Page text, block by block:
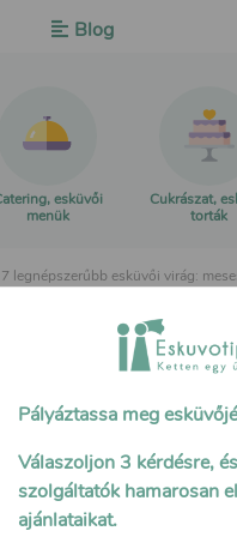
Blog
esküvői
menük
Cukrászat,
torták
legnépszerűbb esküvői virág:
Pályáztassa meg
Válaszoljon 3 kérdésre,
szolgáltatók hamarosan
ajánlataikat.